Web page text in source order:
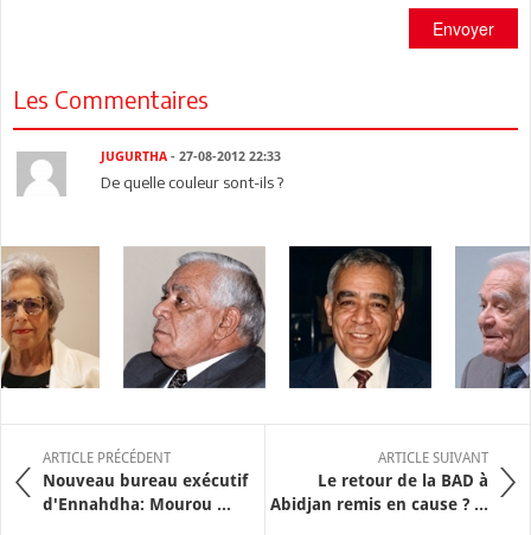
Envoyer
Les Commentaires
JUGURTHA - 27-08-2012 22:33
De quelle couleur sont-ils ?
ARTICLE PRÉCÉDENT
Nouveau bureau exécutif
d'Ennahdha: Mourou ...
ARTICLE SUIVANT
Le retour de la BAD à
Abidjan remis en cause ? ...